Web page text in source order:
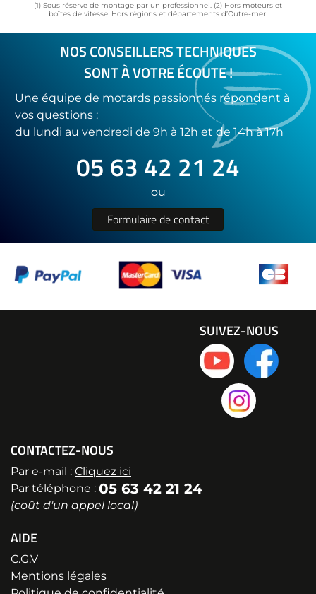
(1) Sous réserve de montage par un professionnel. (2) Hors moteurs et
boîtes de vitesse. Hors régions et départements d’Outre-mer.
NOS CONSEILLERS TECHNIQUES
SONT À VOTRE ÉCOUTE !
Une équipe de motards passionnés répondent à
vos questions :
du lundi au vendredi de 9h à 12h et de 14h à 17h
05 63 42 21 24
ou
Formulaire de contact
CONTACTEZ-NOUS
Par e-mail : Cliquez ici
Par téléphone : 05 63 42 21 24
(coût d'un appel local)
AIDE
C.G.V
Mentions légales
SUIVEZ-NOUS